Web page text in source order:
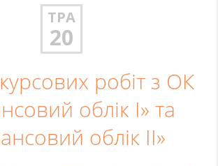
ТРА
20
робіт з ОК
облік I» та
облік II»